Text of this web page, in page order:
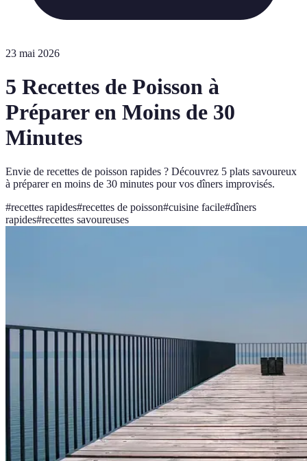
23 mai 2026
5 Recettes de Poisson à
Préparer en Moins de 30
Minutes
Envie de recettes de poisson rapides ? Découvrez 5 plats savoureux
à préparer en moins de 30 minutes pour vos dîners improvisés.
#recettes rapides#recettes de poisson#cuisine facile#dîners
rapides#recettes savoureuses